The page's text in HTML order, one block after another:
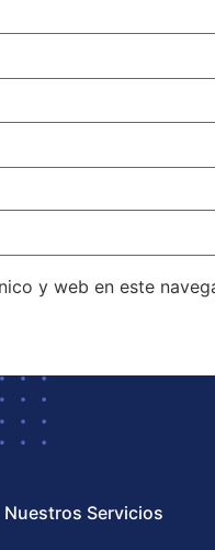
y web en este
Nuestros Servicios